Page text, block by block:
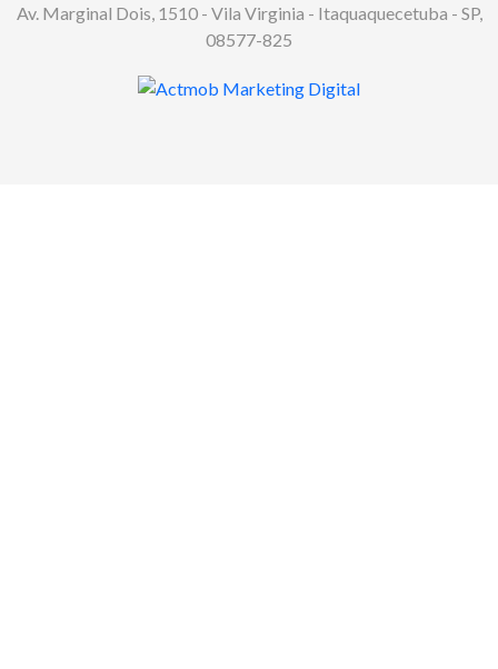
Av. Marginal Dois, 1510 - Vila Virginia - Itaquaquecetuba - SP,
08577-825